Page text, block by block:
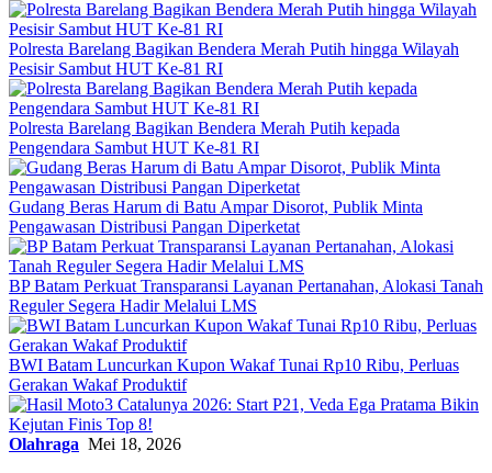
Polresta Barelang Bagikan Bendera Merah Putih hingga Wilayah
Pesisir Sambut HUT Ke-81 RI
Polresta Barelang Bagikan Bendera Merah Putih kepada
Pengendara Sambut HUT Ke-81 RI
Gudang Beras Harum di Batu Ampar Disorot, Publik Minta
Pengawasan Distribusi Pangan Diperketat
BP Batam Perkuat Transparansi Layanan Pertanahan, Alokasi Tanah
Reguler Segera Hadir Melalui LMS
BWI Batam Luncurkan Kupon Wakaf Tunai Rp10 Ribu, Perluas
Gerakan Wakaf Produktif
Olahraga Mei 18, 2026